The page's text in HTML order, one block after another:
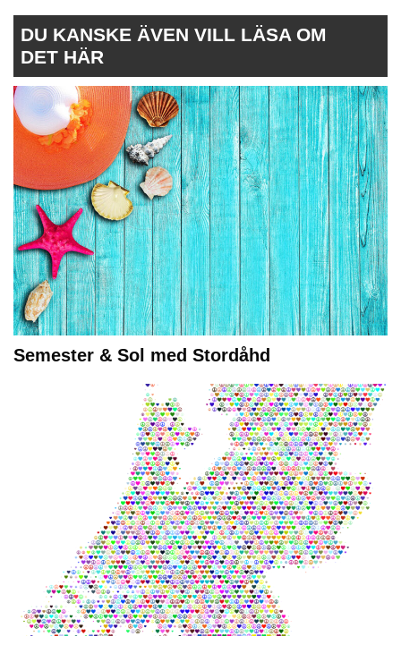
DU KANSKE ÄVEN VILL LÄSA OM
DET HÄR
Semester & Sol med Stordåhd